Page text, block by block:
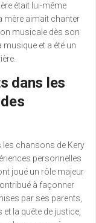
était lui-même
mère aimait chanter
musicale dès son
et a été un
dans les
les chansons de Kery
personnelles
joué un rôle majeur
à façonner
par ses parents,
la quête de justice,